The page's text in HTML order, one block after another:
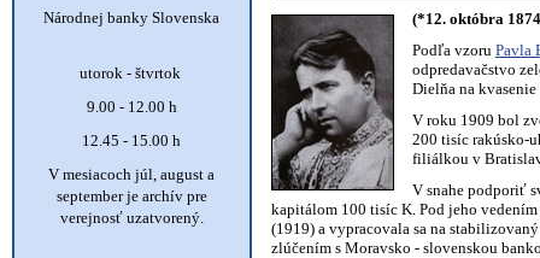
Národnej banky Slovenska
utorok - štvrtok
9.00 - 12.00 h
12.45 - 15.00 h
V mesiacoch júl, august a
september je archív pre
verejnosť uzatvorený.
(*12. októbra
Podľa vzoru Pavla
odpredavačstvo
Dielňa na
V roku 1909 bol
200 tisíc rakúsko-
filiálkou v
V snahe podporiť
kapitálom 100 tisíc K. Pod jeho
(1919) a vypracovala sa na
zlúčením s Moravsko - slovenskou